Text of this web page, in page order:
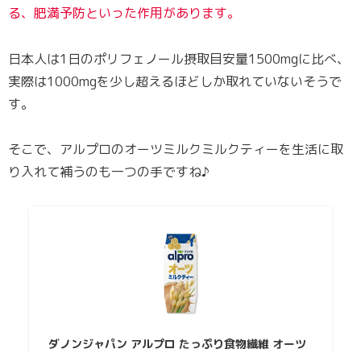
る、肥満予防といった作用があります。
日本人は1日のポリフェノール摂取目安量1500mgに比べ、
実際は1000mgを少し超えるほどしか取れていないそうで
す。
そこで、アルプロのオーツミルクミルクティーを生活に取
り入れて補うのも一つの手ですね♪
ダノンジャパン アルプロ たっぷり食物繊維 オーツ